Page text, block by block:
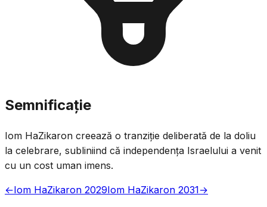
Semnificație
Iom HaZikaron creează o tranziție deliberată de la doliu
la celebrare, subliniind că independența Israelului a venit
cu un cost uman imens.
←Iom HaZikaron 2029Iom HaZikaron 2031→